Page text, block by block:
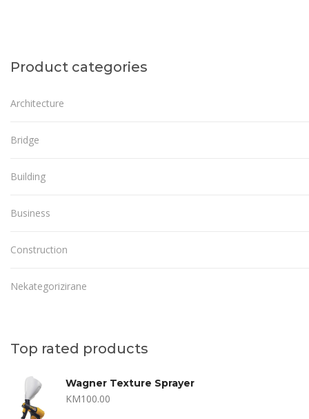
Product categories
Architecture
Bridge
Building
Business
Construction
Nekategorizirane
Top rated products
Wagner Texture Sprayer
KM100.00